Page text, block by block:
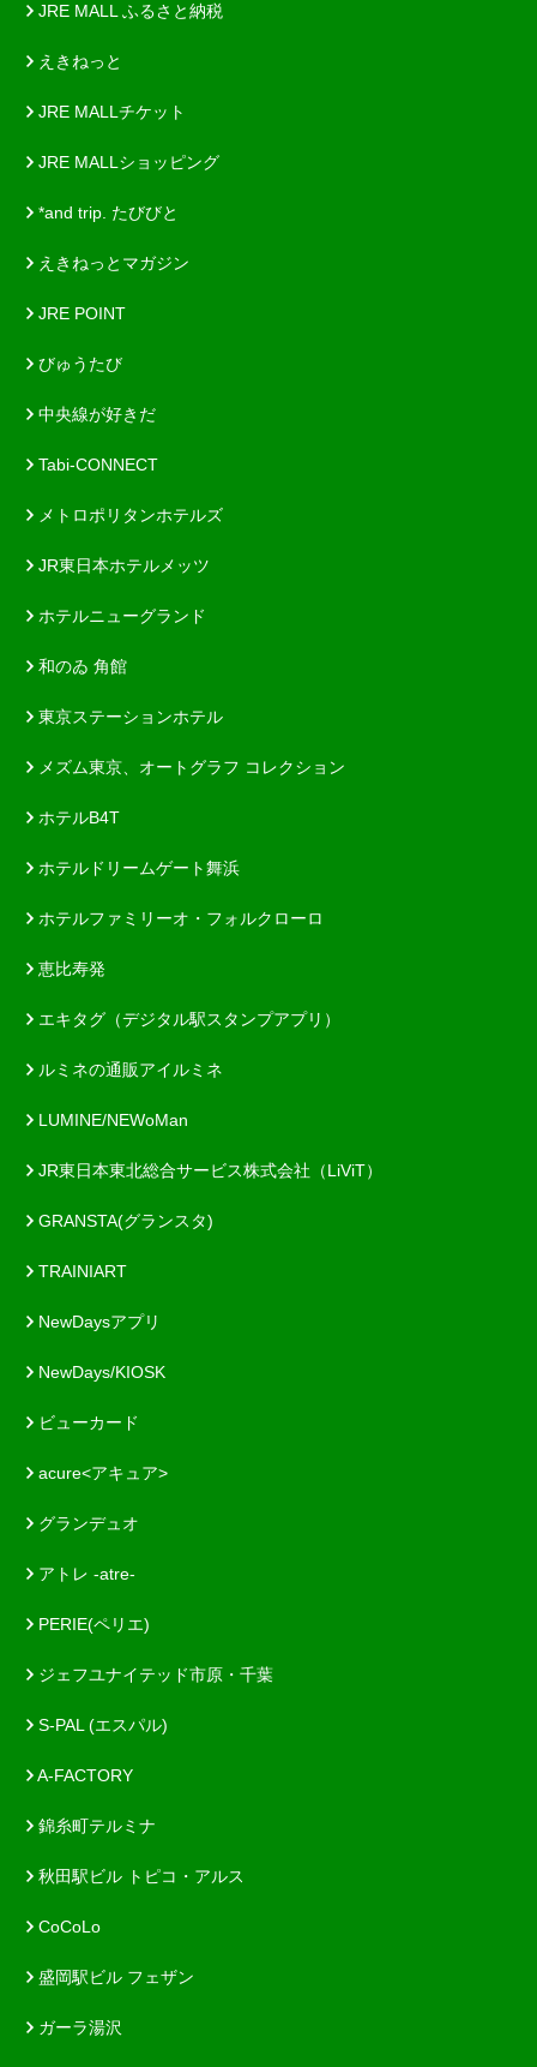
JRE MALL ふるさと納税
えきねっと
JRE MALLチケット
JRE MALLショッピング
*and trip. たびびと
えきねっとマガジン
JRE POINT
びゅうたび
中央線が好きだ
Tabi-CONNECT
メトロポリタンホテルズ
JR東日本ホテルメッツ
ホテルニューグランド
和のゐ 角館
東京ステーションホテル
メズム東京、オートグラフ コレクション
ホテルB4T
ホテルドリームゲート舞浜
ホテルファミリーオ・フォルクローロ
恵比寿発
エキタグ（デジタル駅スタンプアプリ）
ルミネの通販アイルミネ
LUMINE/NEWoMan
JR東日本東北総合サービス株式会社（LiViT）
GRANSTA(グランスタ)
TRAINIART
NewDaysアプリ
NewDays/KIOSK
ビューカード
acure<アキュア>
グランデュオ
アトレ -atre-
PERIE(ペリエ)
ジェフユナイテッド市原・千葉
S-PAL (エスパル)
A-FACTORY
錦糸町テルミナ
秋田駅ビル トピコ・アルス
CoCoLo
盛岡駅ビル フェザン
ガーラ湯沢